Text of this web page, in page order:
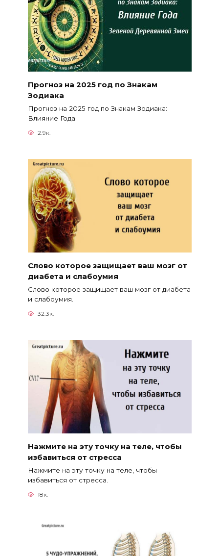
Прогноз на 2025 год по Знакам
Зодиака
Прогноз на 2025 год по Знакам Зодиака:
Влияние Года
2.9к.
Слово которое защищает ваш мозг от
диабета и слабоумия
Слово которое защищает ваш мозг от диабета
и слабоумия.
32.3к.
Нажмите на эту точку на теле, чтобы
избавиться от стресса
Нажмите на эту точку на теле, чтобы
избавиться от стресса.
18к.